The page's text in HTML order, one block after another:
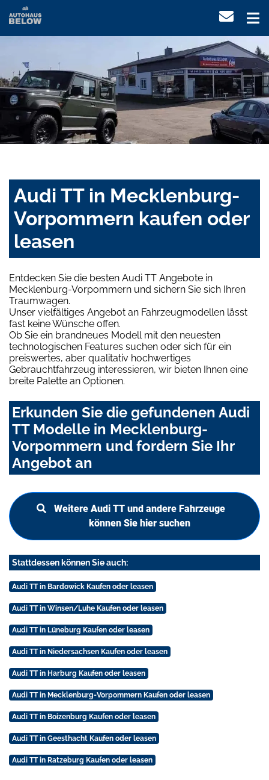
Audi TT in Mecklenburg-
Vorpommern kaufen oder
leasen
Entdecken Sie die besten Audi TT Angebote in
Mecklenburg-Vorpommern und sichern Sie sich Ihren
Traumwagen.
Unser vielfältiges Angebot an Fahrzeugmodellen lässt
fast keine Wünsche offen.
Ob Sie ein brandneues Modell mit den neuesten
technologischen Features suchen oder sich für ein
preiswertes, aber qualitativ hochwertiges
Gebrauchtfahrzeug interessieren, wir bieten Ihnen eine
breite Palette an Optionen.
Erkunden Sie die gefundenen Audi
TT Modelle in Mecklenburg-
Vorpommern und fordern Sie Ihr
Angebot an
Weitere Audi TT und andere Fahrzeuge
können Sie hier suchen
Stattdessen können Sie auch:
Audi TT in Bardowick Kaufen oder leasen
Audi TT in Winsen/Luhe Kaufen oder leasen
Audi TT in Lüneburg Kaufen oder leasen
Audi TT in Niedersachsen Kaufen oder leasen
Audi TT in Harburg Kaufen oder leasen
Audi TT in Mecklenburg-Vorpommern Kaufen oder leasen
Audi TT in Boizenburg Kaufen oder leasen
Audi TT in Geesthacht Kaufen oder leasen
Audi TT in Ratzeburg Kaufen oder leasen